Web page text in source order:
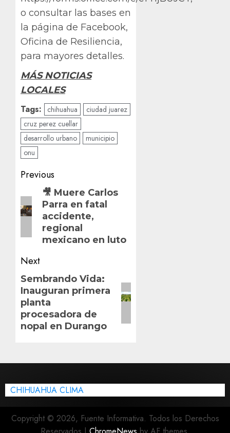
o consultar las bases en
la página de Facebook,
Oficina de Resiliencia,
para mayores detalles.
MÁS NOTICIAS
LOCALES
Tags: chihuahua
ciudad juarez
cruz perez cuellar
desarrollo urbano
municipio
onu
Post
navigation
Previous
Previous
post:
🎥 Muere Carlos
Parra en fatal
accidente,
regional
mexicano en luto
Next
Next
post:
Sembrando Vida:
Inauguran primera
planta
procesadora de
nopal en Durango
CHIHUAHUA CLIMA
Copyright © 2026, Fuente Informativa. Todos los Derechos